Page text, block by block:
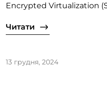
Encrypted Virtualization
Читати
13 грудня, 2024